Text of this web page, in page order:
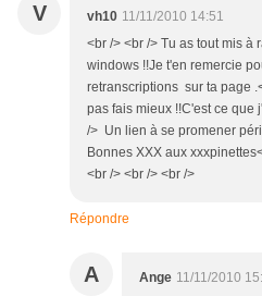
V vh10 11/11/2010 14:51
<br /> <br /> Tu as tout mis
windows !!Je t'en remercie
retranscriptions sur ta page
pas fais mieux !!C'est ce que
/> Un lien à se promener
Bonnes XXX aux
<br /> <br /> <br />
Répondre
A Ange 11/11/2010